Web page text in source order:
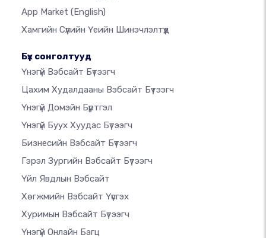
App Market (English)
Хамгийн Сүүлийн Үеийн Шинэчлэлтүүд
Бүх сонголтууд
Үнэгүй Вэбсайт Бүтээгч
Цахим Худалдааны Вэбсайт Бүтээгч
Үнэгүй Домэйн Бүртгэл
Үнэгүй Буух Хуудас Бүтээгч
Бизнесийн Вэбсайт Бүтээгч
Гэрэл Зургийн Вэбсайт Бүтээгч
Үйл Явдлын Вэбсайт
Хөгжмийн Вэбсайт Үүсгэх
Хуримын Вэбсайт Бүтээгч
Үнэгүй Онлайн Багц